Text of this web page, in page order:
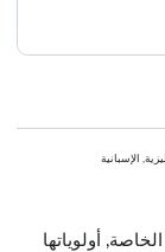
الإسبانية
أولوياتها